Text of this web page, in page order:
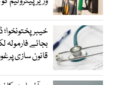
بجائے
قانون سازی